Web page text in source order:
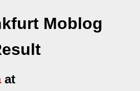
Moblog
at